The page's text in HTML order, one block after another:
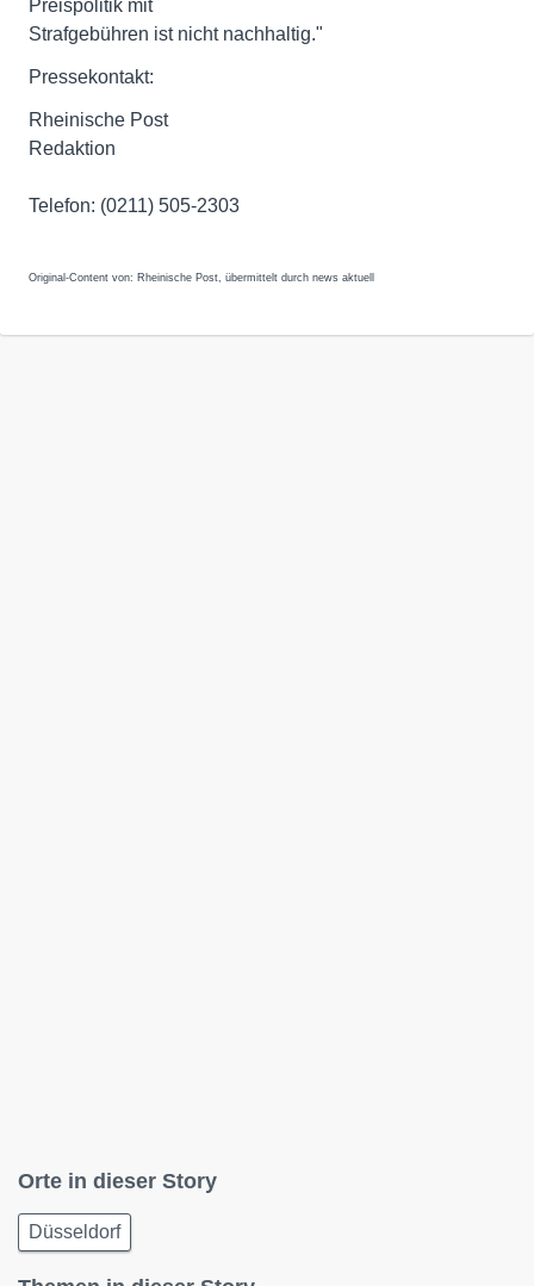
Preispolitik mit
Strafgebühren ist nicht nachhaltig."
Pressekontakt:
Rheinische Post
Redaktion
Telefon: (0211) 505-2303
Original-Content von: Rheinische Post, übermittelt durch news aktuell
Orte in dieser Story
Düsseldorf